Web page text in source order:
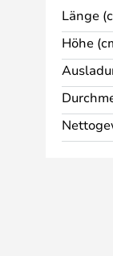
Länge
Höhe